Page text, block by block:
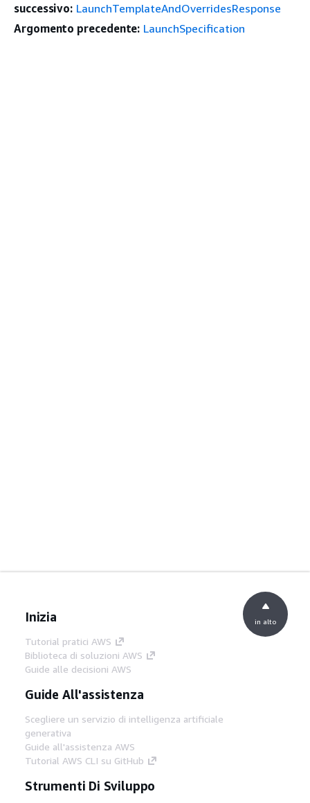
successivo: LaunchTemplateAndOverridesResponse
Argomento precedente: LaunchSpecification
Inizia
Tutorial pratici AWS
Biblioteca di soluzioni AWS
Guide alle decisioni AWS
Guide All'assistenza
Scegliere un servizio di intelligenza artificiale
generativa
Guide all'assistenza AWS
Tutorial AWS CLI su GitHub
Strumenti Di Sviluppo
in alto